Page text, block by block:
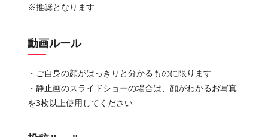
※推奨となります
動画ルール
・ご自身の顔がはっきりと分かるものに限ります
・静止画のスライドショーの場合は、顔がわかるお写真
を3枚以上使用してください